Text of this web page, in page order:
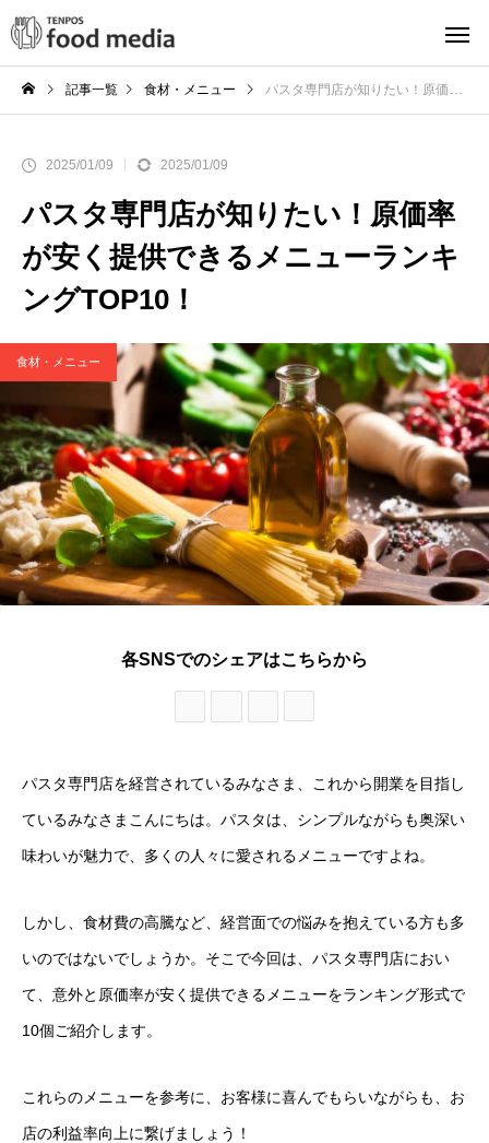
記事一覧 食材・メニュー パスタ専門店が知りたい！原価率が安く提供できるメニューランキングTOP10！
2025/01/09 2025/01/09
パスタ専門店が知りたい！原価率
が安く提供できるメニューランキ
ングTOP10！
食材・メニュー
各SNSでのシェアはこちらから
パスタ専門店を経営されているみなさま、これから開業を目指し
ているみなさまこんにちは。パスタは、シンプルながらも奥深い
味わいが魅力で、多くの人々に愛されるメニューですよね。
しかし、食材費の高騰など、経営面での悩みを抱えている方も多
いのではないでしょうか。そこで今回は、パスタ専門店におい
て、意外と原価率が安く提供できるメニューをランキング形式で
10個ご紹介します。
これらのメニューを参考に、お客様に喜んでもらいながらも、お
店の利益率向上に繋げましょう！